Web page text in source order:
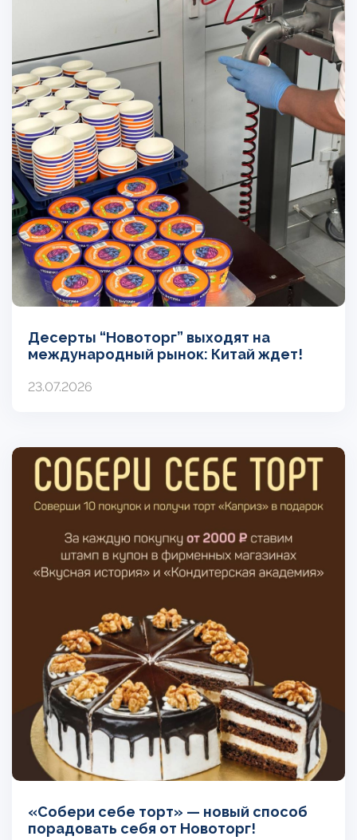
Десерты “Новоторг” выходят на
международный рынок: Китай ждет!
23.07.2026
«Собери себе торт» — новый способ
порадовать себя от Новоторг!